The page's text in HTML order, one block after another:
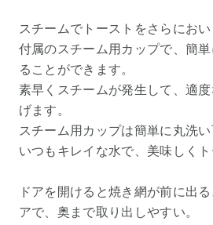
スチームでトーストをさらにおい
付属のスチーム用カップで、簡
ることができます。
素早くスチームが発生して、適
げます。
スチーム用カップは簡単に丸洗い
いつもキレイな水で、美味しくト
ドアを開けると焼き網が前に出
アで、奥まで取り出しやすい。